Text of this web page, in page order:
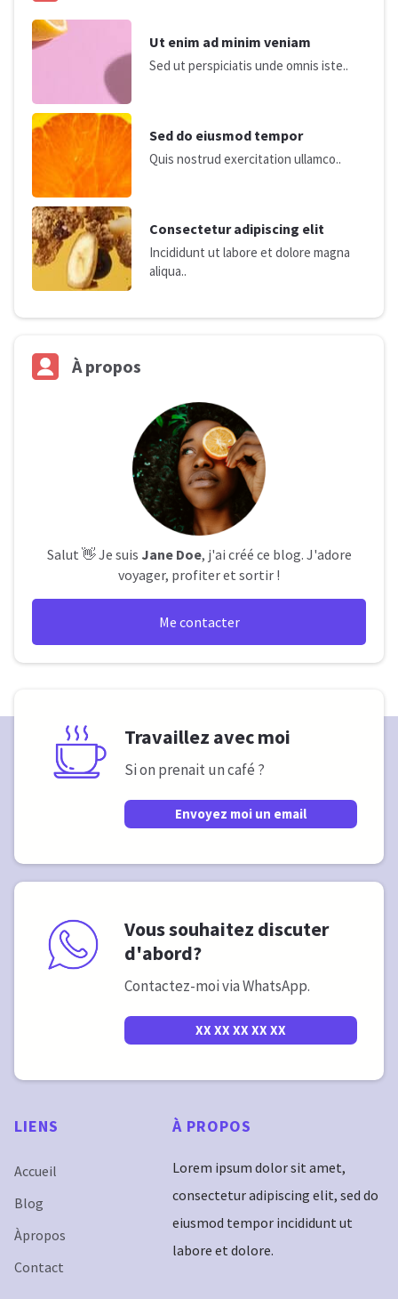
Ut enim ad minim veniam
Sed ut perspiciatis unde omnis iste..
Sed do eiusmod tempor
Quis nostrud exercitation ullamco..
Consectetur adipiscing elit
Incididunt ut labore et dolore magna
aliqua..
À propos
Salut 👋 Je suis Jane Doe, j'ai créé ce blog. J'adore
voyager, profiter et sortir !
Me contacter
Travaillez avec moi
Si on prenait un café ?
Envoyez moi un email
Vous souhaitez discuter
d'abord?
Contactez-moi via WhatsApp.
XX XX XX XX XX
LIENS
Accueil
Blog
Àpropos
Contact
ÀPROPOS
Lorem ipsum dolor sit amet,
consectetur adipiscing elit, sed do
eiusmod tempor incididunt ut
labore et dolore.